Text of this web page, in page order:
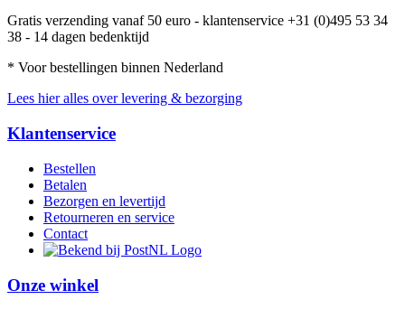
Gratis verzending vanaf 50 euro - klantenservice +31 (0)495 53 34
38 - 14 dagen bedenktijd
* Voor bestellingen binnen Nederland
Lees hier alles over levering & bezorging
Klantenservice
Bestellen
Betalen
Bezorgen en levertijd
Retourneren en service
Contact
Onze winkel